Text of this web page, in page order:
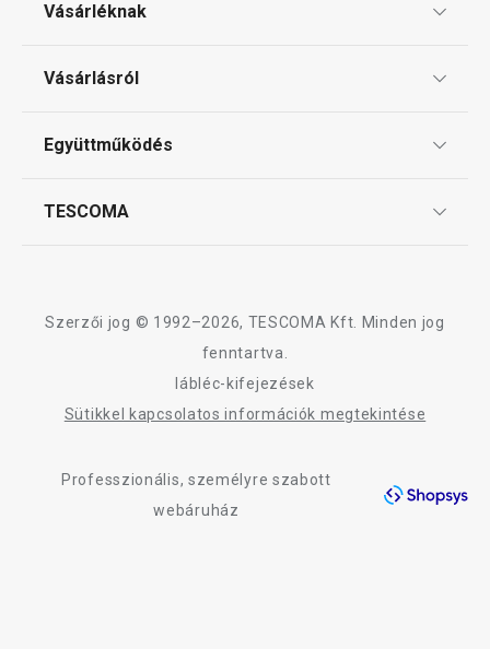
Vásárléknak
Gyakori kérdések
Vásárlásról
Reklamáció és termékvisszaküldés
Együttműködés
TESCOMA
Adatkezelési Tájékoztató
Szerzői jog © 1992–2026, TESCOMA Kft. Minden jog
fenntartva.
lábléc-kifejezések
Sütikkel kapcsolatos információk megtekintése
Professzionális, személyre szabott
webáruház